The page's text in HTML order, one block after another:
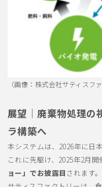
（画像：株式会社サティスフ
展望｜廃棄物処理の
ラ構築へ
本システムは、2026年に日
これに先駆け、2025年2月開
ョー」でお披露目 されます。